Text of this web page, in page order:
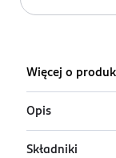
Więcej o
Opis
Kremowe
Składniki